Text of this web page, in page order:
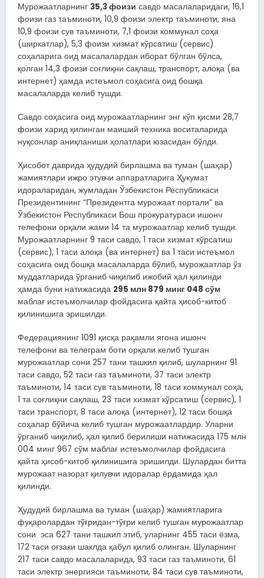
Мурожаатларнинг 35,3 фоизи савдо масалаларидаги, 16,1
фоизи газ таъминоти, 10,9 фоизи электр таъминоти, яна
10,9 фоизи сув таъминоти, 7,1 фоизи коммунал соҳа
(ширкатлар), 5,3 фоизи хизмат кўрсатиш (сервис)
соҳаларига оид масалалардан иборат бўлган бўлса,
қолган 14,3 фоизи соғлиқни сақлаш, транспорт, алоқа (ва
интернет) ҳамда истеъмол соҳасига оид бошқа
масалаларда келиб тушди.
Савдо соҳасига оид мурожаатларнинг энг кўп қисми 28,7
фоизи харид қилинган маиший техника воситаларида
нуқсонлар аниқланиши ҳолатлари юзасидан бўлди.
Ҳисобот даврида ҳудудий бирлашма ва туман (шаҳар)
жамиятлари ижро этувчи аппаратларига Ҳукумат
идораларидан, жумладан Ўзбекистон Республикаси
Президентининг “Президентга мурожаат портали” ва
Ўзбекистон Республикаси Бош прокуратураси ишонч
телефони орқали жами 14 та мурожаатлар келиб тушди.
Мурожаатларнинг 9 таси савдо, 1 таси хизмат кўрсатиш
(сервис), 1 таси алоқа (ва интернет) ва 1 таси истеъмол
соҳасига оид бошқа масалаларда бўлиб, мурожаатлар ўз
муддатларида ўрганиб чиқилиб ижобий ҳал қилинди
ҳамда буни натижасида 295 млн 879 минг 048 сўм
маблағ истеъмолчилар фойдасига қайта ҳисоб-китоб
қилинишига эришилди.
Федерациянинг 1091 қисқа рақамли ягона ишонч
телефони ва телеграм боти орқали келиб тушган
мурожаатлар сони 257 тани ташкил қилиб, шуларнинг 91
таси савдо, 52 таси газ таъминоти, 37 таси электр
таъминоти, 14 таси сув таъминоти, 18 таси коммунал соҳа,
1 та соғлиқни сақлаш, 23 таси хизмат кўрсатиш (сервис), 1
таси транспорт, 8 таси алоқа (интернет), 12 таси бошқа
соҳалар бўйича келиб тушган мурожаатлардир. Уларни
ўрганиб чиқилиб, ҳал қилиб берилиши натижасида 175 млн
004 минг 967 сўм маблағ истеъмолчилар фойдасига
қайта ҳисоб-китоб қилинишига эришилди. Шулардан битта
мурожаат назорат қилувчи идоралар ёрдамида ҳал
қилинди.
Ҳудудий бирлашма ва туман (шаҳар) жамиятларига
фуқаролардан тўғридан-тўғри келиб тушган мурожаатлар
сони эса 627 тани ташкил этиб, уларнинг 455 таси ёзма,
172 таси оғзаки шаклда қабул қилиб олинган. Шуларнинг
217 таси савдо масалаларида, 93 таси газ таъминоти, 61
таси электр энергияси таъминоти, 84 таси сув таъминоти,